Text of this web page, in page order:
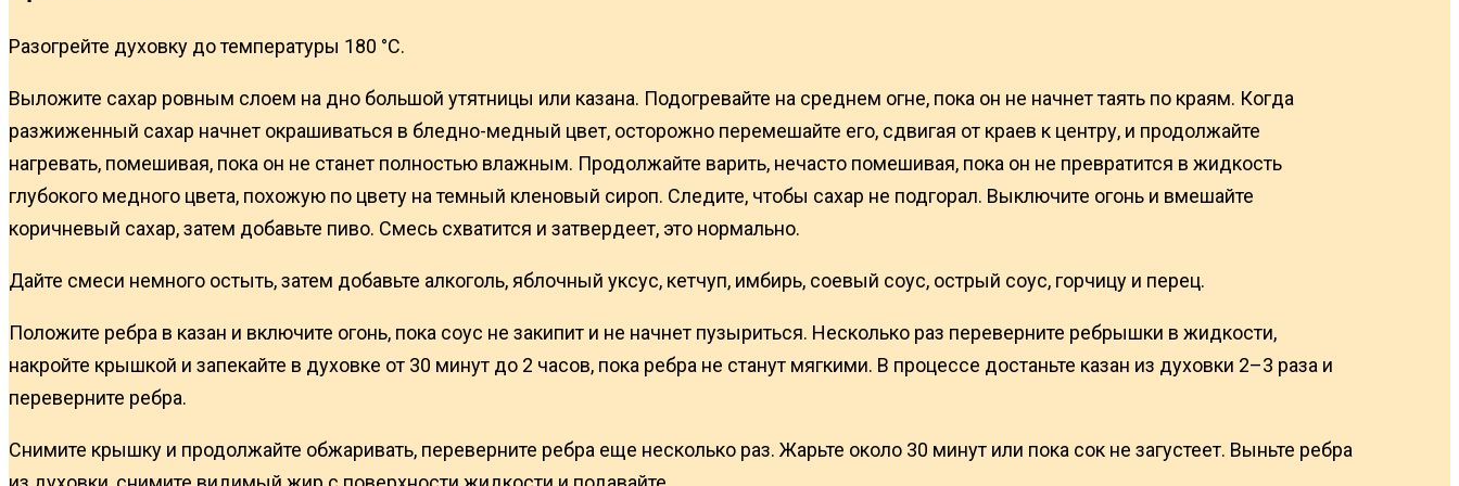
Разогрейте духовку до температуры 180 °C.
Выложите сахар ровным слоем на дно большой утятницы или казана. Подогревайте на среднем огне, пока он не начнет таять по краям. Когда
разжиженный сахар начнет окрашиваться в бледно-медный цвет, осторожно перемешайте его, сдвигая от краев к центру, и продолжайте
нагревать, помешивая, пока он не станет полностью влажным. Продолжайте варить, нечасто помешивая, пока он не превратится в жидкость
глубокого медного цвета, похожую по цвету на темный кленовый сироп. Следите, чтобы сахар не подгорал. Выключите огонь и вмешайте
коричневый сахар, затем добавьте пиво. Смесь схватится и затвердеет, это нормально.
Дайте смеси немного остыть, затем добавьте алкоголь, яблочный уксус, кетчуп, имбирь, соевый соус, острый соус, горчицу и перец.
Положите ребра в казан и включите огонь, пока соус не закипит и не начнет пузыриться. Несколько раз переверните ребрышки в жидкости,
накройте крышкой и запекайте в духовке от 30 минут до 2 часов, пока ребра не станут мягкими. В процессе достаньте казан из духовки 2–3 раза и
переверните ребра.
Снимите крышку и продолжайте обжаривать, переверните ребра еще несколько раз. Жарьте около 30 минут или пока сок не загустеет. Выньте ребра